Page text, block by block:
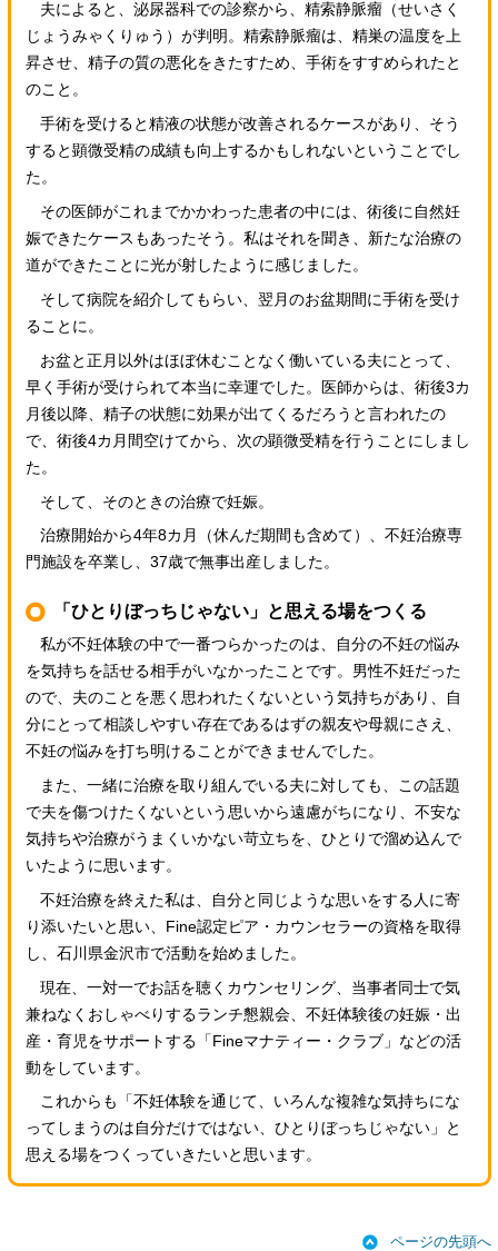
夫によると、泌尿器科での診察から、精索静脈瘤（せいさく
じょうみゃくりゅう）が判明。精索静脈瘤は、精巣の温度を上
昇させ、精子の質の悪化をきたすため、手術をすすめられたと
のこと。
手術を受けると精液の状態が改善されるケースがあり、そう
すると顕微受精の成績も向上するかもしれないということでし
た。
その医師がこれまでかかわった患者の中には、術後に自然妊
娠できたケースもあったそう。私はそれを聞き、新たな治療の
道ができたことに光が射したように感じました。
そして病院を紹介してもらい、翌月のお盆期間に手術を受け
ることに。
お盆と正月以外はほぼ休むことなく働いている夫にとって、
早く手術が受けられて本当に幸運でした。医師からは、術後3カ
月後以降、精子の状態に効果が出てくるだろうと言われたの
で、術後4カ月間空けてから、次の顕微受精を行うことにしまし
た。
そして、そのときの治療で妊娠。
治療開始から4年8カ月（休んだ期間も含めて）、不妊治療専
門施設を卒業し、37歳で無事出産しました。
「ひとりぼっちじゃない」と思える場をつくる
私が不妊体験の中で一番つらかったのは、自分の不妊の悩み
を気持ちを話せる相手がいなかったことです。男性不妊だった
ので、夫のことを悪く思われたくないという気持ちがあり、自
分にとって相談しやすい存在であるはずの親友や母親にさえ、
不妊の悩みを打ち明けることができませんでした。
また、一緒に治療を取り組んでいる夫に対しても、この話題
で夫を傷つけたくないという思いから遠慮がちになり、不安な
気持ちや治療がうまくいかない苛立ちを、ひとりで溜め込んで
いたように思います。
不妊治療を終えた私は、自分と同じような思いをする人に寄
り添いたいと思い、Fine認定ピア・カウンセラーの資格を取得
し、石川県金沢市で活動を始めました。
現在、一対一でお話を聴くカウンセリング、当事者同士で気
兼ねなくおしゃべりするランチ懇親会、不妊体験後の妊娠・出
産・育児をサポートする「Fineマナティー・クラブ」などの活
動をしています。
これからも「不妊体験を通じて、いろんな複雑な気持ちにな
ってしまうのは自分だけではない、ひとりぼっちじゃない」と
思える場をつくっていきたいと思います。
ページの先頭へ